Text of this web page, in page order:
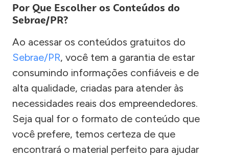
Por Que Escolher os Conteúdos do
Sebrae/PR?
Ao acessar os conteúdos gratuitos do
Sebrae/PR, você tem a garantia de estar
consumindo informações confiáveis e de
alta qualidade, criadas para atender às
necessidades reais dos empreendedores.
Seja qual for o formato de conteúdo que
você prefere, temos certeza de que
encontrará o material perfeito para ajudar